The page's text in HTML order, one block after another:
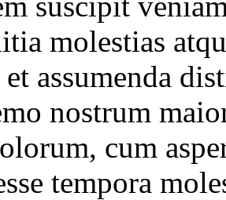
molestias
assumenda
nostrum
cum
tempora